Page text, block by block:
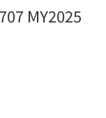
MY2025